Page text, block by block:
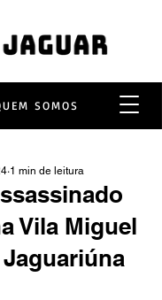
SOMOS
Vila Miguel
1 min de leitura